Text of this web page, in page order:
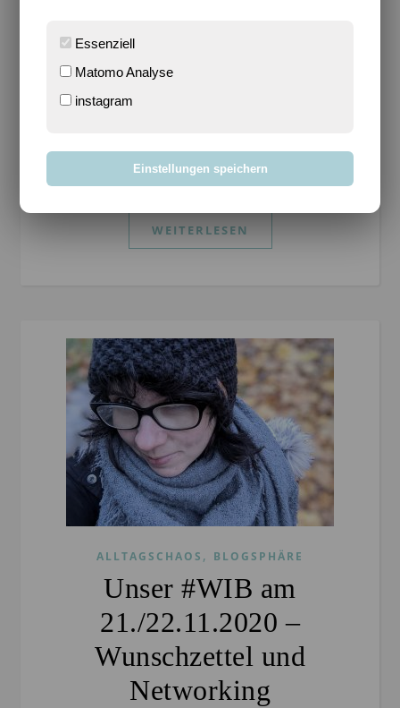
Sohn sprach ich gestern über die Weihnachtszeit. Es
nicht bereit dafür. Wer diesem Blog schon von
Beginn an…
WEITERLESEN
ALLTAGSCHAOS , BLOGSPHÄRE
Unser #WIB am
21./22.11.2020 –
Wunschzettel und
Networking
Essenziell
Matomo Analyse
instagram
Einstellungen speichern